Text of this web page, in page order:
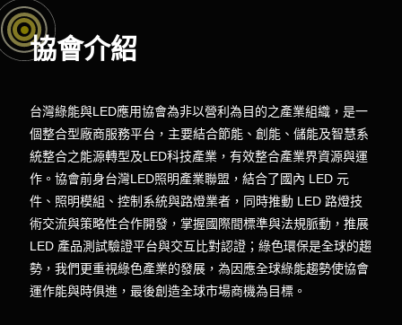
協會介紹
台灣綠能與LED應用協會為非以營利為目的之產業組織，是一
個整合型廠商服務平台，主要結合節能、創能、儲能及智慧系
統整合之能源轉型及LED科技產業，有效整合產業界資源與運
作。協會前身台灣LED照明產業聯盟，結合了國內 LED 元
件、照明模組、控制系統與路燈業者，同時推動 LED 路燈技
術交流與策略性合作開發，掌握國際間標準與法規脈動，推展
LED 產品測試驗證平台與交互比對認證；綠色環保是全球的趨
勢，我們更重視綠色產業的發展，為因應全球綠能趨勢使協會
運作能與時俱進，最後創造全球市場商機為目標。